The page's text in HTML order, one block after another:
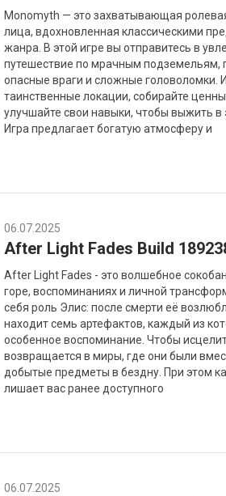
Monomyth — это захватывающая
лица, вдохновленная классическими
жанра. В этой игре вы отправитесь в
путешествие по мрачным подземельям,
опасные враги и сложные головоломки.
таинственные локации, собирайте
улучшайте свои навыки, чтобы выжить в
Игра предлагает богатую атмосферу и
06.07.2025
After Light Fades Build
After Light Fades - это волшебное
горе, воспоминаниях и личной
себя роль Элис: после смерти её
находит семь артефактов, каждый из
особенное воспоминание. Чтобы
возвращается в миры, где они были
добытые предметы в бездну. При этом
лишает вас ранее доступного
06.07.2025